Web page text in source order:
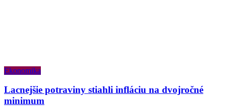
Ekonomika
Lacnejšie potraviny stiahli infláciu na dvojročné
minimum